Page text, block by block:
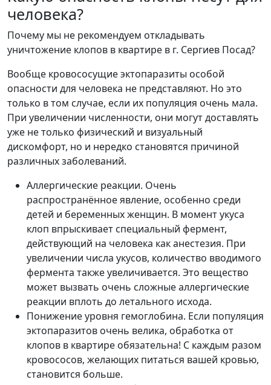
человека?
Почему мы не рекомендуем откладывать
уничтожение клопов в квартире в г. Сергиев Посад?
Вообще кровососущие эктопаразиты особой
опасности для человека не представляют. Но это
только в том случае, если их популяция очень мала.
При увеличении численности, они могут доставлять
уже не только физический и визуальный
дискомфорт, но и нередко становятся причиной
различных заболеваний.
Аллергические реакции. Очень
распространённое явление, особенно среди
детей и беременных женщин. В момент укуса
клоп впрыскивает специальный фермент,
действующий на человека как анестезия. При
увеличении числа укусов, количество вводимого
фермента также увеличивается. Это вещество
может вызвать очень сложные аллергические
реакции вплоть до летального исхода.
Понижение уровня гемоглобина. Если популяция
эктопаразитов очень велика, обработка от
клопов в квартире обязательна! С каждым разом
кровососов, желающих питаться вашей кровью,
становится больше.